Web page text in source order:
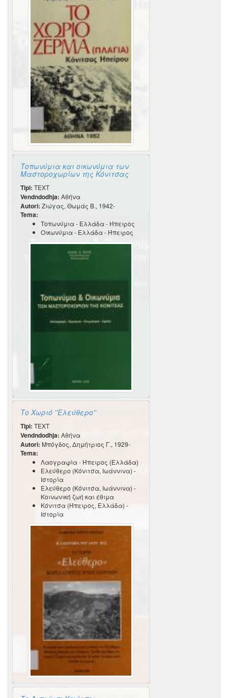
Τοπωνύμια και οικωνύμια των
Μαστοροχωρίων της Κόνιτσας
Tipi: TEXT
Vendndodhja: Αθήνα
Autori: Ζιώγας, Θωμάς Β., 1942-
Tema:
Τοπωνύμια - Ελλάδα - Ήπειρος
Οικωνύμια - Ελλάδα - Ήπειρος
Το Χωριό ''Ελεύθερο''
Tipi: TEXT
Vendndodhja: Αθήνα
Autori: Μπόγδος, Δημήτριος Γ., 1929-
Tema:
Λαογραφία - Ήπειρος (Ελλάδα)
Ελεύθερο (Κόνιτσα, Ιωάννινα) -
Ιστορία
Ελεύθερο (Κόνιτσα, Ιωάννινα) -
Κοινωνική ζωή και έθιμα
Κόνιτσα (Ήπειρος, Ελλάδα) -
Ιστορία